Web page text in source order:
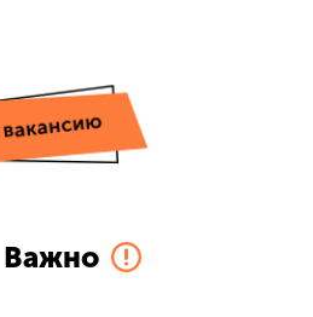
Важно